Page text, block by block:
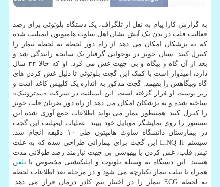
به گزارش کارا پیام به نقل از تلگراف، یک دستگاه بلوتوثی برای رصد
فعالیت قلب در بدن یک آتش نشان اهل ساوث هامپوتون ایمپلنت شده
که به پزشکان امکان می دهد از راه دور لحظه به لحظه بیمار را
کنترل کنند. سیان جونز در نوجوانی گرفتار یک سانحه رانندگی شد و
بعد از آن گاه و بیگاه و بی جهت غش می کرد. او که حالا ۳۴ سال
دارد، امیدوار است با کمک این گجت بلوتوثی تا دلیل غش کردن های
گاه وبیگاهش را بفهمد. گجت مذکور به اندازه یک کلیپس کاغذ است و
زیر پوست او قرار گرفته است. این ایمپلنت در شرکت «مدترونیک»
ساخته شده و به پزشکان امکان می دهد از راه دور ضربان قلب جونز
را کنترل کنند. همینطور بیمار می تواند اطلاعات جمع آوری شده این
سنسور را روی نمایشگر موبایل خود ببیند. عملیات ایمپلنت این گجت
در بیمارستان دانشگاه ساوث هامپتون طی ۱۰ دقیقه انجام شد.
سیستم LINQ II این گجت برای بیمارانی طراحی شده که به علت
تپش قلب، غش کردن یا بیهوشی بی جهت نیازمند رصد طولانی مدت
هستند. این دستگاه به وسیله بلوتوث و اپلیکیشنی مخصوص با تلفن
همراه یا تبلت بیمار یکپارچه می شود و در مرحله بعد اطلاعات لحظه
به لحظه ECG بیمار را در اختیار تیم کادر درمان قرار می دهد.